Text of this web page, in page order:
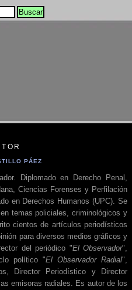
PÁEZ
Diplomado en Derecho Penal,
Ciencias Forenses y Perfilación
en Derechos Humanos (UPC). Se
temas policiales, criminológicos y
cientos de artículos periodísticos
para diversos medios gráficos y
del periódico "El Observador",
político "El Observador Radial",
Director Periodístico y Director
emisoras radiales. Es autor de los